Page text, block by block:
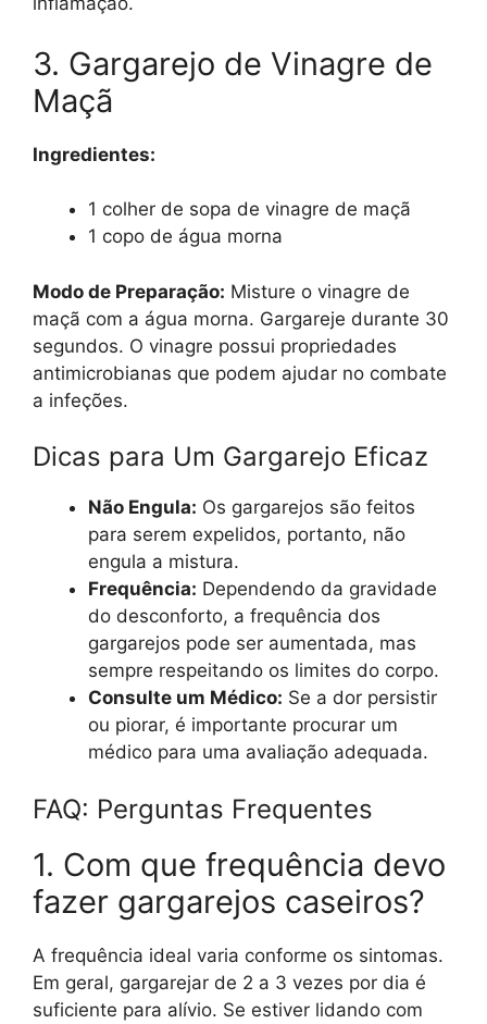
3. Gargarejo de Vinagre de
Maçã
Ingredientes:
1 colher de sopa de vinagre de maçã
1 copo de água morna
Modo de Preparação: Misture o vinagre de
maçã com a água morna. Gargareje durante 30
segundos. O vinagre possui propriedades
antimicrobianas que podem ajudar no combate
a infeções.
Dicas para Um Gargarejo Eficaz
Não Engula: Os gargarejos são feitos
para serem expelidos, portanto, não
engula a mistura.
Frequência: Dependendo da gravidade
do desconforto, a frequência dos
gargarejos pode ser aumentada, mas
sempre respeitando os limites do corpo.
Consulte um Médico: Se a dor persistir
ou piorar, é importante procurar um
médico para uma avaliação adequada.
FAQ: Perguntas Frequentes
1. Com que frequência devo
fazer gargarejos caseiros?
A frequência ideal varia conforme os sintomas.
Em geral, gargarejar de 2 a 3 vezes por dia é
suficiente para alívio. Se estiver lidando com